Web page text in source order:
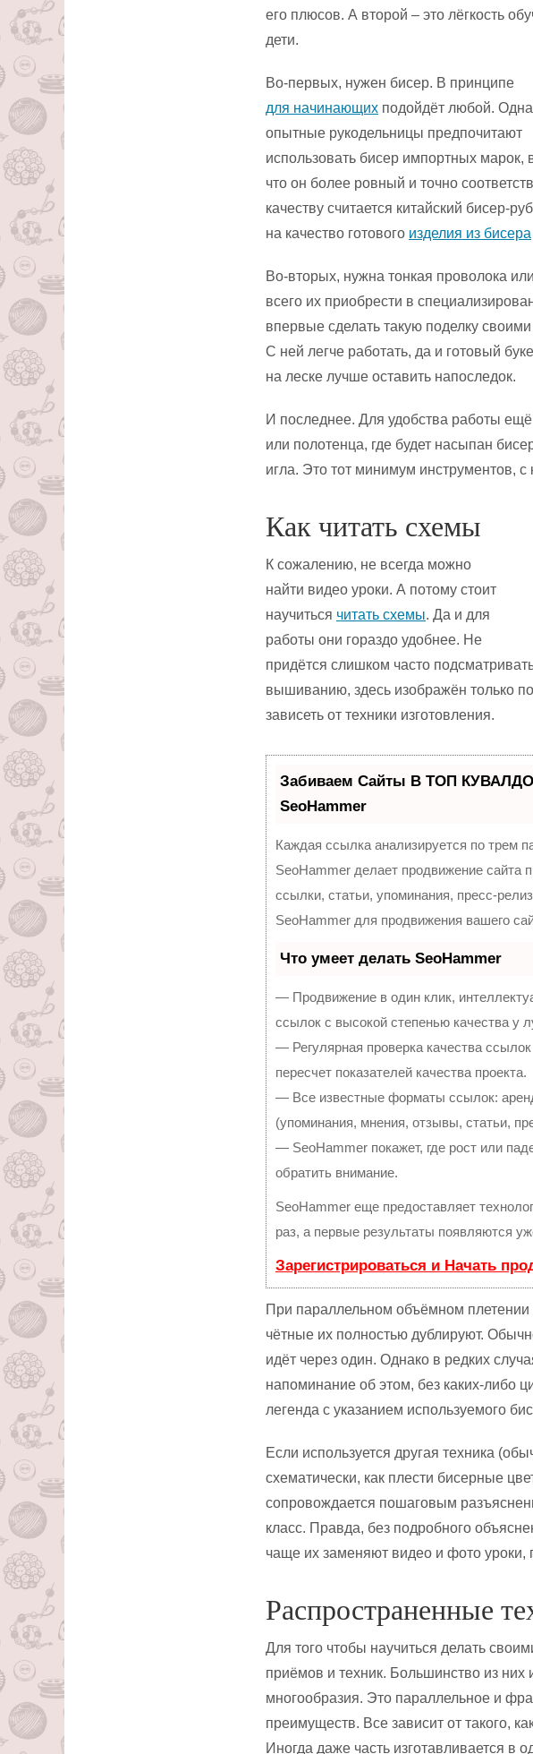
его плюсов. А второй – это лёгкость
дети.
Во-первых, нужен бисер. В принципе
для начинающих подойдёт любой.
опытные рукодельницы предпочитают
использовать бисер импортных марок,
что он более ровный и точно
качеству считается китайский бисер-
на качество готового изделия из бисера
Во-вторых, нужна тонкая проволока
всего их приобрести в
впервые сделать такую поделку
С ней легче работать, да и готовый
на леске лучше оставить напоследок.
И последнее. Для удобства работы
или полотенца, где будет насыпан
игла. Это тот минимум инструментов,
Как читать схемы
К сожалению, не всегда можно
найти видео уроки. А потому стоит
научиться читать схемы. Да и для
работы они гораздо удобнее. Не
придётся слишком часто
вышиванию, здесь изображён только
зависеть от техники изготовления.
Забиваем Сайты В ТОП
SeoHammer
Каждая ссылка анализируется по трем
SeoHammer делает продвижение
ссылки, статьи, упоминания, пресс-
SeoHammer для продвижения вашего
Что умеет делать SeoHammer
— Продвижение в один клик,
ссылок с высокой степенью качества у
— Регулярная проверка качества
пересчет показателей качества проекта.
— Все известные форматы ссылок:
(упоминания, мнения, отзывы, статьи,
— SeoHammer покажет, где рост или
обратить внимание.
SeoHammer еще предоставляет
раз, а первые результаты появляются
Зарегистрироваться и Начать
При параллельном объёмном плетении
чётные их полностью дублируют.
идёт через один. Однако в редких
напоминание об этом, без каких-либо
легенда с указанием используемого
Если используется другая техника
схематически, как плести бисерные
сопровождается пошаговым
класс. Правда, без подробного
чаще их заменяют видео и фото уроки,
Распространенные
Для того чтобы научиться делать
приёмов и техник. Большинство из них
многообразия. Это параллельное и
преимуществ. Все зависит от такого,
Иногда даже часть изготавливается в